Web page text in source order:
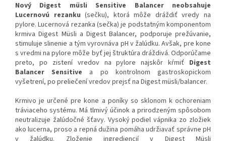
Nový Digest müsli Sensitive
Balancer
neobsahuje
Lucernovú rezanku (sečku), ktorá môže dráždiť vredy na
pylore. Lucernová rezanka (sečka) je podstatným komponentom
krmiva Digest Müsli a Digest Balancer, podporuje prežúvanie,
stimuluje slinenie a tým vyrovnáva pH v žalúdku. Avšak, pre kone
s vredmi na pylore môže byť jej štruktúra dráždivá. Odporúčame
preto, po zistení vredov na pylore najskôr kŕmiť Digest
Balancer Sensitive
a po kontrolnom gastroskopickom
vyšetrení, po preliečení vredov prejsť na Digest müsli/balancer.
Krmivo je určené pre kone a poníky so sklonom k ochoreniam
tráviaceho systému. Má tlmivý účinok a prirodzeným spôsobom
neutralizuje žalúdočné šťavy. Vysoký podiel vápnika zo zložiek
ako lucerna, proso a repná dužina pomáha udržiavať správne pH